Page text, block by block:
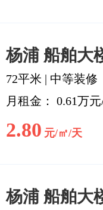
杨浦 船舶大
72平米 | 中等装修
月租金： 0.61万
2.80 元/㎡/天
杨浦 船舶大